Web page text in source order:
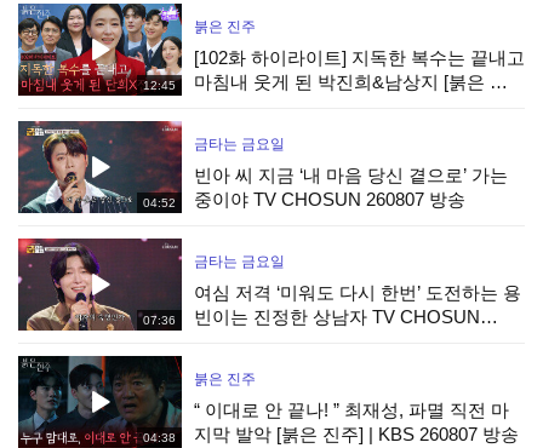
12:45
붉은 진주
[102화 하이라이트] 지독한 복수는 끝내고
마침내 웃게 된 박진희&남상지 [붉은 진
04:52
금타는 금요일
빈아 씨 지금 ‘내 마음 당신 곁으로’ 가는
중이야 TV CHOSUN 260807 방송
07:36
금타는 금요일
여심 저격 ‘미워도 다시 한번’ 도전하는 용
빈이는 진정한 상남자 TV CHOSUN
04:38
붉은 진주
“ 이대로 안 끝나! ” 최재성, 파멸 직전 마
지막 발악 [붉은 진주] | KBS 260807 방송